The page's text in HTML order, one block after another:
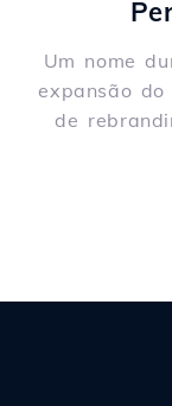
Um nome
expansão do
de